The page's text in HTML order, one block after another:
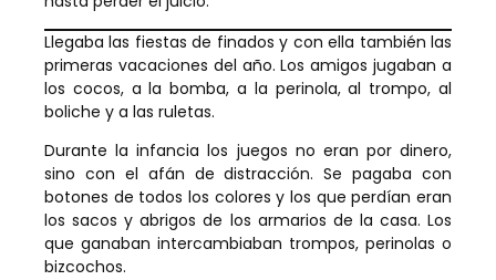
Llegaba las fiestas de finados y con ella también las
primeras vacaciones del año. Los amigos jugaban a
los cocos, a la bomba, a la perinola, al trompo, al
boliche y a las ruletas.
Durante la infancia los juegos no eran por dinero,
sino con el afán de distracción. Se pagaba con
botones de todos los colores y los que perdían eran
los sacos y abrigos de los armarios de la casa. Los
que ganaban intercambiaban trompos, perinolas o
bizcochos.